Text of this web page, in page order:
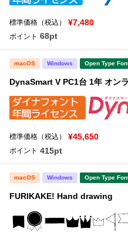
標準価格（税込） ¥7,480
ポイント 68pt
macOS Windows Open Type
DynaSmart V PC1台 1年 オン
標準価格（税込） ¥45,650
ポイント 415pt
macOS Windows Open Type
FURIKAKE! Hand drawing